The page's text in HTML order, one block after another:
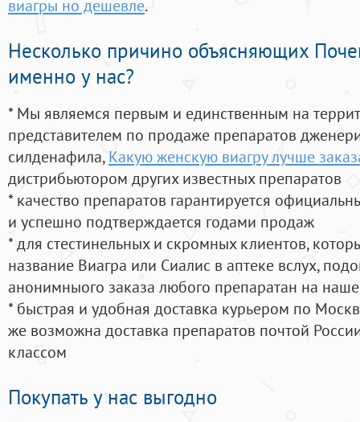
виагры но дешевле.
Несколько причино объясняющих
именно у нас?
* Мы являемся первым и единственным на
представителем по продаже препаратов
силденафила, Какую женскую виагру лучше
дистрибьютором других известных препаратов
* качество препаратов гарантируется
и успешно подтверждается годами продаж
* для стестинельных и скромных клиентов,
название Виагра или Сиалис в аптеке вслух,
анонимныого заказа любого препаратан на
* быстрая и удобная доставка курьером по
же возможна доставка препаратов почтой
классом
Покупать у нас выгодно